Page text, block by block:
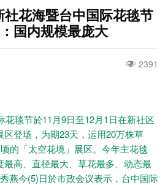
花海暨台中国际花毯节
国内规模最庞大
2391
花毯节於11月9日至12月1日在新社区
登场，为期23天，运用20万株草
的「太空花境」展区。今年主花毯
最高、直径最大、草花最多、动态最
燕今(5)日於市政会议表示，台中国际